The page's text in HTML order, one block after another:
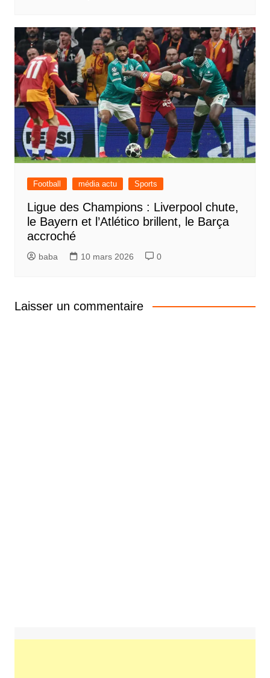
Football média actu Sports
Ligue des Champions : Liverpool chute,
le Bayern et l’Atlético brillent, le Barça
accroché
baba 10 mars 2026 0
Laisser un commentaire